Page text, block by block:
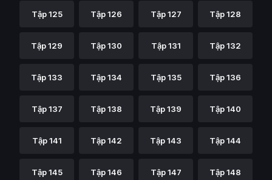
Tập 125 Tập 126 Tập 127 Tập 128
Tập 129 Tập 130 Tập 131 Tập 132
Tập 133 Tập 134 Tập 135 Tập 136
Tập 137 Tập 138 Tập 139 Tập 140
Tập 141 Tập 142 Tập 143 Tập 144
Tập 145 Tập 146 Tập 147 Tập 148